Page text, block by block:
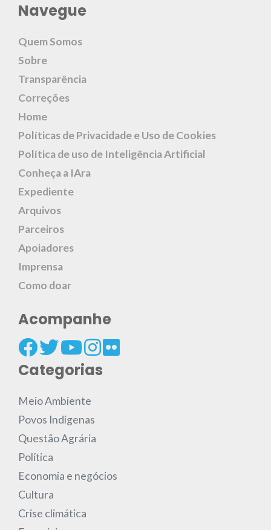
Navegue
Quem Somos
Sobre
Transparência
Correções
Home
Políticas de Privacidade e Uso de Cookies
Política de uso de Inteligência Artificial
Conheça a IAra
Expediente
Arquivos
Parceiros
Apoiadores
Imprensa
Como doar
Acompanhe
Categorias
Meio Ambiente
Povos Indígenas
Questão Agrária
Política
Economia e negócios
Cultura
Crise climática